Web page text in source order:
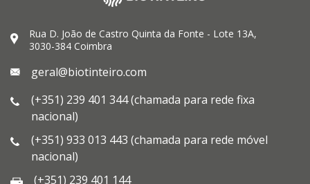
Rua D. João de Castro Quinta da Fonte - Lote 13A,
3030-384 Coimbra
geral@biotinteiro.com
(+351) 239 401 344 (chamada para rede fixa
nacional)
(+351) 933 013 443 (chamada para rede móvel
nacional)
(+351) 239 401 144